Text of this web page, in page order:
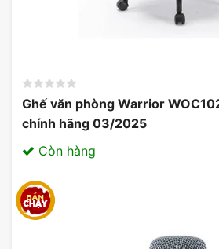
Ghế văn phòng Warrior
chính hãng 03/2025
Còn hàng